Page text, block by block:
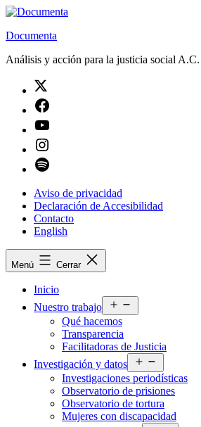
Saltar
contenido
Documenta
Análisis y acción para la justicia social A.C.
Aviso de privacidad
Declaración de Accesibilidad
Contacto
English
Menú Cerrar
Inicio
Nuestro trabajo
el
Qué hacemos
Transparencia
Facilitadoras de Justicia
Investigación y datos
el
menú
Investigaciones periodísticas
Observatorio de prisiones
Observatorio de tortura
Mujeres con discapacidad